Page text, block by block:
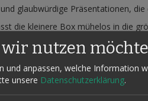
glaubwürdige Präsentationen,
die kleinere Box mühelos in die
kehrt sich das Verhältnis
den Augen des Publikums.
sprachlos zurücklässt.
Requisit erhalten Sie mehrere
wir nutzen
und anpassen, welche Information
unsere Datenschutzerklärung.